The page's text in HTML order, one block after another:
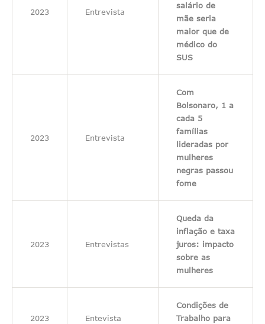
2023 Entrevista
salário de
mãe seria
maior que de
médico do
SUS
2023 Entrevista
Com
Bolsonaro, 1 a
cada 5
famílias
lideradas por
mulheres
negras passou
fome
2023 Entrevistas
Queda da
inflação e taxa
juros: impacto
sobre as
mulheres
2023 Entevista
Condições de
Trabalho para